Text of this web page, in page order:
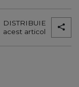
DISTRIBUIE
acest articol